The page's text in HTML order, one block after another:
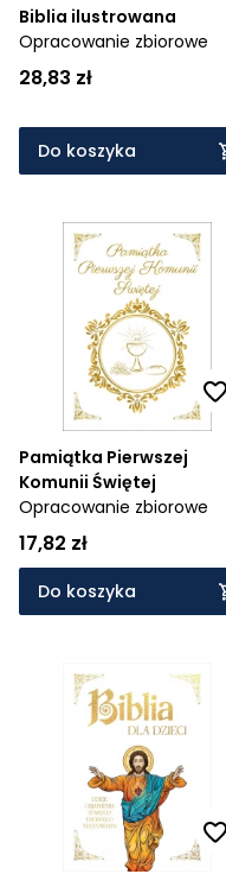
Biblia ilustrowana
Opracowanie zbiorowe
28,83 zł
Do koszyka
Pamiątka Pierwszej
Komunii Świętej
Opracowanie zbiorowe
17,82 zł
Do koszyka